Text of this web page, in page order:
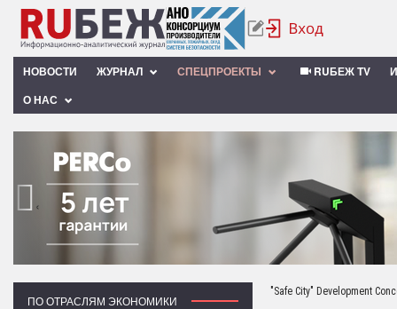
НОВОСТИ ЖУРНАЛ СПЕЦПРОЕКТЫ RUБЕЖ TV
О НАС
‹
ПО ОТРАСЛЯМ ЭКОНОМИКИ
"Safe City" Development